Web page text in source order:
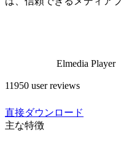
Elmedia Player
11950 user reviews
直接ダウンロード
主な特徴